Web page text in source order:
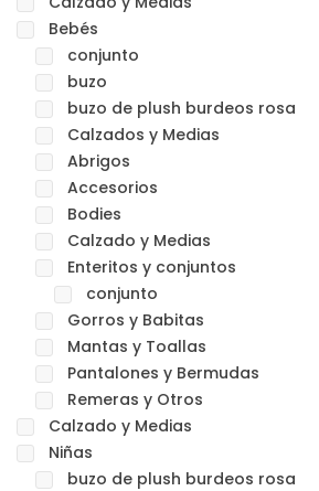
Bebés
conjunto
buzo
buzo de plush burdeos rosa
Calzados y Medias
Abrigos
Accesorios
Bodies
Calzado y Medias
Enteritos y conjuntos
conjunto
Gorros y Babitas
Mantas y Toallas
Pantalones y Bermudas
Remeras y Otros
Calzado y Medias
Niñas
buzo de plush burdeos rosa